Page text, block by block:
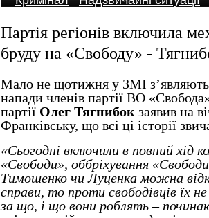
Партія регіонів включила
бруду на «Свободу» -
Мало не щотижня у ЗМІ
напади членів партії ВО
партії Олег Тягнибок заявив на
Франківську, що всі ці історії
«Сьогодні включили в повний хід
«Свободи», оббріхування
Тимошенко чи Луценка можна
справи, то проти свободівців їх
за що, і що вони роблять –